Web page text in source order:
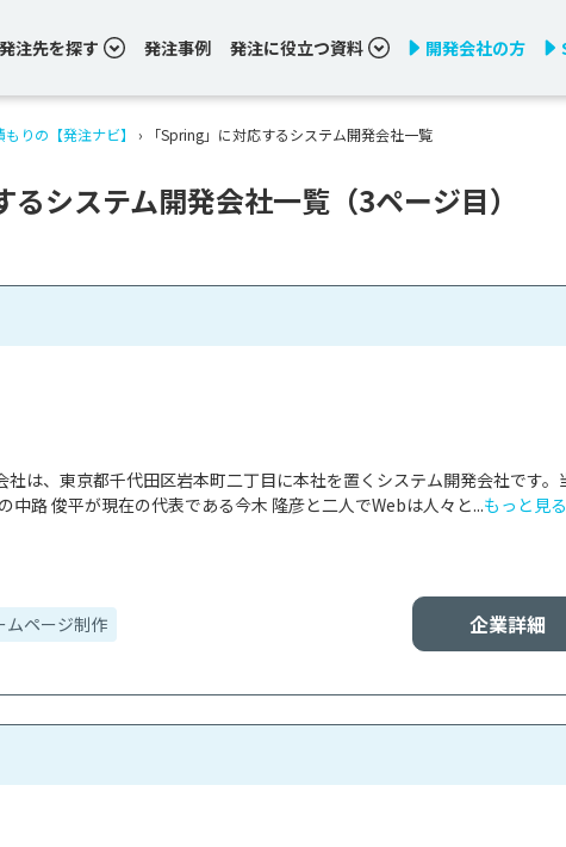
発注先を探す 発注事例 発注に役立つ資料 開発会社の方
りの【発注ナビ】 › 「Spring」に対応するシステム開発会社一覧
るシステム開発会社一覧（3ページ目）
社は、東京都千代田区岩本町二丁目に本社を置くシステム開発会社です。
中路 俊平が現在の代表である今木 隆彦と二人でWebは人々と...もっと見る
企業詳細
ムページ制作